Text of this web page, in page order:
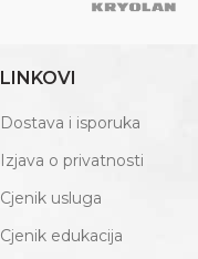
LINKOVI
Dostava i isporuka
Izjava o privatnosti
Cjenik usluga
Cjenik edukacija